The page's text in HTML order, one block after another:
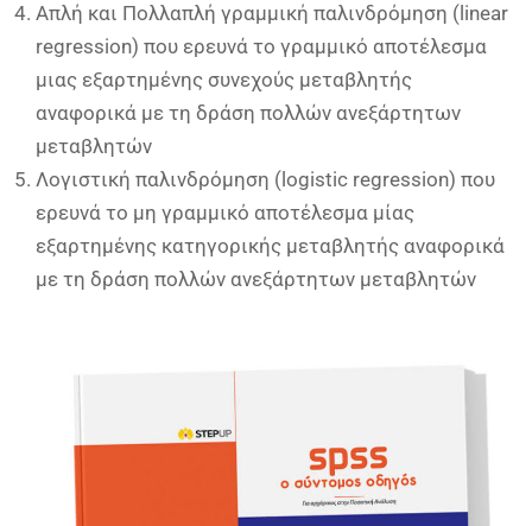
Απλή και Πολλαπλή γραμμική παλινδρόμηση (linear
regression) που ερευνά το γραμμικό αποτέλεσμα
μιας εξαρτημένης συνεχούς μεταβλητής
αναφορικά με τη δράση πολλών ανεξάρτητων
μεταβλητών
Λογιστική παλινδρόμηση (logistic regression) που
ερευνά το μη γραμμικό αποτέλεσμα μίας
εξαρτημένης κατηγορικής μεταβλητής αναφορικά
με τη δράση πολλών ανεξάρτητων μεταβλητών